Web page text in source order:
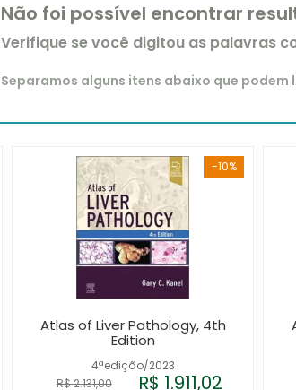
Não foi possível encontrar
Verifique se você digitou as palavras
Separamos alguns itens abaixo que podem
-10%
4ªedição/2023
Atlas of Liver Pathology, 4th
Edition
R$ 2.131,00 R$ 1.911,02